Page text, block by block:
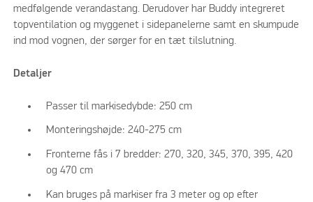
medfølgende verandastang. Derudover har Buddy integreret
topventilation og myggenet i sidepanelerne samt en skumpude
ind mod vognen, der sørger for en tæt tilslutning.
Detaljer
Passer til markisedybde: 250 cm
Monteringshøjde: 240-275 cm
Fronterne fås i 7 bredder: 270, 320, 345, 370, 395, 420
og 470 cm
Kan bruges på markiser fra 3 meter og op efter